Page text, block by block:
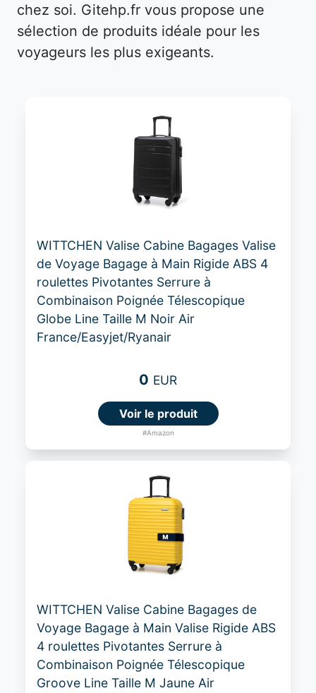
chez soi. Gitehp.fr vous propose une
sélection de produits idéale pour les
voyageurs les plus exigeants.
WITTCHEN Valise Cabine Bagages Valise
de Voyage Bagage à Main Rigide ABS 4
roulettes Pivotantes Serrure à
Combinaison Poignée Télescopique
Globe Line Taille M Noir Air
France/Easyjet/Ryanair
0 EUR
Voir le produit
#Amazon
WITTCHEN Valise Cabine Bagages de
Voyage Bagage à Main Valise Rigide ABS
4 roulettes Pivotantes Serrure à
Combinaison Poignée Télescopique
Groove Line Taille M Jaune Air